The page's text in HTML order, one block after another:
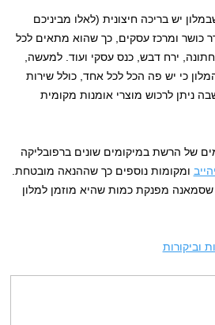
יש בריכה חיצונית (לאלו מביניכם
כושר ומרכז עסקים, כך שהוא מתאים לכל
ירח דבש, כנס עסקי ועוד. למעשה,
כי יש פה הכל לכל אחד, כולל שירות
ניתן לרכוש מוצרי אומנות מקומית
של הרשת במיקומים שונים ברפובליקה
ומקומות נוספים כך שההנאה מובטחת.
מפנקת כמות שהיא מוזמן למלון
וביקורות